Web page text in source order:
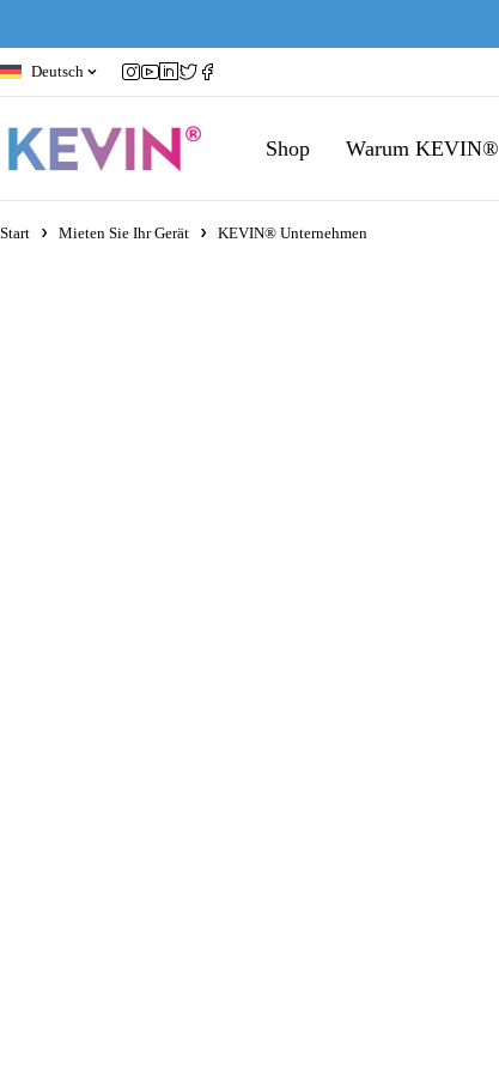
Deutsch
Shop Warum KEVIN®
Start Mieten Sie Ihr Gerät KEVIN® Unternehmen